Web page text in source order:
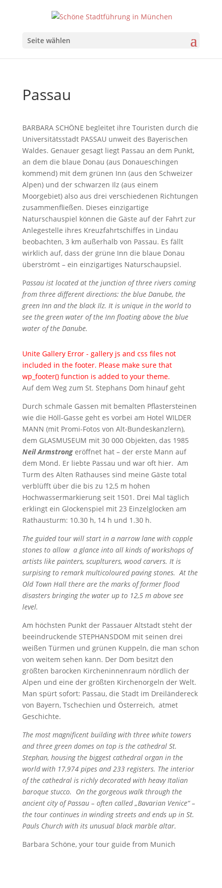
Seite wählen
Passau
BARBARA SCHÖNE begleitet ihre Touristen durch die
Universitätsstadt PASSAU unweit des Bayerischen
Waldes. Genauer gesagt liegt Passau an dem Punkt,
an dem die blaue Donau (aus Donaueschingen
kommend) mit dem grünen Inn (aus den Schweizer
Alpen) und der schwarzen Ilz (aus einem
Moorgebiet) also aus drei verschiedenen Richtungen
zusammenfließen. Dieses einzigartige
Naturschauspiel können die Gäste auf der Fahrt zur
Anlegestelle ihres Kreuzfahrtschiffes in Lindau
beobachten, 3 km außerhalb von Passau. Es fällt
wirklich auf, dass der grüne Inn die blaue Donau
überströmt – ein einzigartiges Naturschaupsiel.
Passau ist located at the junction of three rivers coming
from three different directions: the blue Danube, the
green Inn and the black Ilz. It is unique in the world to
see the green water of the Inn floating above the blue
water of the Danube.
Unite Gallery Error - gallery js and css files not
included in the footer. Please make sure that
wp_footer() function is added to your theme.
Auf dem Weg zum St. Stephans Dom hinauf geht
Durch schmale Gassen mit bemalten Pflastersteinen
wie die Höll-Gasse geht es vorbei am Hotel WILDER
MANN (mit Promi-Fotos von Alt-Bundeskanzlern),
dem GLASMUSEUM mit 30 000 Objekten, das 1985
Neil Armstrongeröffnet hat – der erste Mann auf
dem Mond. Er liebte Passau und war oft hier. Am
Turm des Alten Rathauses sind meine Gäste total
verblüfft über die bis zu 12,5 m hohen
Hochwassermarkierung seit 1501. Drei Mal täglich
erklingt ein Glockenspiel mit 23 Einzelglocken am
Rathausturm: 10.30 h, 14 h und 1.30 h.
The guided tour will start in a narrow lane with copple
stones to allow a glance into all kinds of workshops of
artists like painters, scuplturers, wood carvers. It is
surpising to remark multicoloured paving stones. At the
Old Town Hall there are the marks of former flood
disasters bringing the water up to 12,5 m above see
level.
Am höchsten Punkt der Passauer Altstadt steht der
beeindruckende STEPHANSDOM mit seinen drei
weißen Türmen und grünen Kuppeln, die man schon
von weitem sehen kann. Der Dom besitzt den
größten barocken Kircheninnenraum nördlich der
Alpen und eine der größten Kirchenorgeln der Welt.
Man spürt sofort: Passau, die Stadt im Dreiländereck
von Bayern, Tschechien und Österreich, atmet
Geschichte.
The most magnificent building with three white towers
and three green domes on top is the cathedral St.
Stephan, housing the biggest cathedral organ in the
world with 17,974 pipes and 233 registers. The interior
of the cathedral is richly decorated with heavy Italian
baroque stucco. On the gorgeous walk through the
ancient city of Passau – often called „Bavarian Venice“ –
the tour continues in winding streets and ends up in St.
Pauls Church with its unusual black marble altar.
Barbara Schöne, your tour guide from Munich